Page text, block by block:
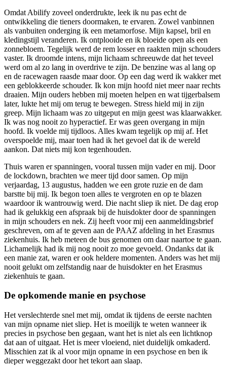
Omdat Abilify zoveel onderdrukte, leek ik nu pas echt de
ontwikkeling die tieners doormaken, te ervaren. Zowel vanbinnen
als vanbuiten onderging ik een metamorfose. Mijn kapsel, bril en
kledingstijl veranderen. Ik ontplooide en ik bloeide open als een
zonnebloem. Tegelijk werd de rem losser en raakten mijn schouders
vaster. Ik droomde intens, mijn lichaam schreeuwde dat het teveel
werd om al zo lang in overdrive te zijn. De benzine was al lang op
en de racewagen raasde maar door. Op een dag werd ik wakker met
een geblokkeerde schouder. Ik kon mijn hoofd niet meer naar rechts
draaien. Mijn ouders hebben mij moeten helpen en wat tijgerbalsem
later, lukte het mij om terug te bewegen. Stress hield mij in zijn
greep. Mijn lichaam was zo uitgeput en mijn geest was klaarwakker.
Ik was nog nooit zo hyperactief. Er was geen overgang in mijn
hoofd. Ik voelde mij tijdloos. Alles kwam tegelijk op mij af. Het
overspoelde mij, maar toen had ik het gevoel dat ik de wereld
aankon. Dat niets mij kon tegenhouden.
Thuis waren er spanningen, vooral tussen mijn vader en mij. Door
de lockdown, brachten we meer tijd door samen. Op mijn
verjaardag, 13 augustus, hadden we een grote ruzie en de dam
barstte bij mij. Ik begon toen alles te vergroten en op te blazen
waardoor ik wantrouwig werd. Die nacht sliep ik niet. De dag erop
had ik gelukkig een afspraak bij de huisdokter door de spanningen
in mijn schouders en nek. Zij heeft voor mij een aanmeldingsbrief
geschreven, om af te geven aan de PAAZ afdeling in het Erasmus
ziekenhuis. Ik heb meteen de bus genomen om daar naartoe te gaan.
Lichamelijk had ik mij nog nooit zo moe gevoeld. Ondanks dat ik
een manie zat, waren er ook heldere momenten. Anders was het mij
nooit gelukt om zelfstandig naar de huisdokter en het Erasmus
ziekenhuis te gaan.
De opkomende manie en psychose
Het verslechterde snel met mij, omdat ik tijdens de eerste nachten
van mijn opname niet sliep. Het is moeilijk te weten wanneer ik
precies in psychose ben gegaan, want het is niet als een lichtknop
dat aan of uitgaat. Het is meer vloeiend, niet duidelijk omkaderd.
Misschien zat ik al voor mijn opname in een psychose en ben ik
dieper weggezakt door het tekort aan slaap.